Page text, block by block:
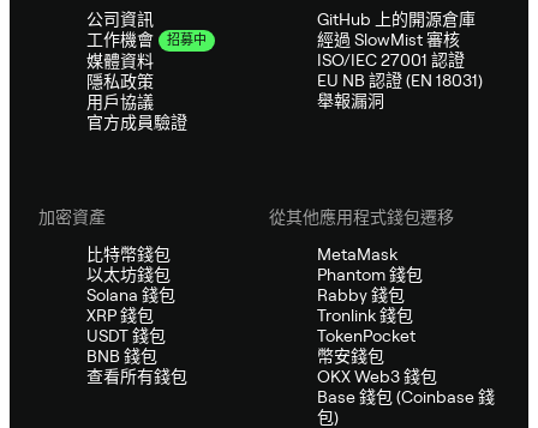
公司資訊
工作機會
招募中
媒體資料
隱私政策
用戶協議
官方成員驗證
GitHub 上的開源倉庫
經過 SlowMist 審核
ISO/IEC 27001 認證
EU NB 認證 (EN 18031)
舉報漏洞
加密資產
比特幣錢包
以太坊錢包
Solana 錢包
XRP 錢包
USDT 錢包
BNB 錢包
查看所有錢包
從其他應用程式錢包遷移
MetaMask
Phantom 錢包
Rabby 錢包
Tronlink 錢包
TokenPocket
幣安錢包
OKX Web3 錢包
Base 錢包 (Coinbase 錢
包)